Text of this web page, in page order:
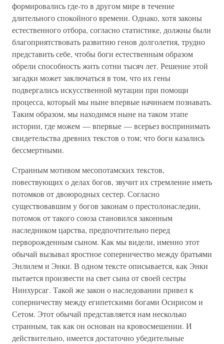
формировались где-то в другом мире в течение
длительного спокойного времени. Однако, хотя законы
естественного отбора, согласно статистике, должны были
благоприятствовать развитию генов долголетия, трудно
представить себе, чтобы боги естественным образом
обрели способность жить сотни тысяч лет. Решение этой
загадки может заключаться в том, что их гены
подвергались искусственной мутации при помощи
процесса, который мы ныне впервые начинаем познавать.
Таким образом, мы находимся ныне на таком этапе
истории, где можем — впервые — всерьез воспринимать
свидетельства древних текстов о том; что боги казались
бессмертными.
Странным мотивом месопотамских текстов,
повествующих о делах богов, звучит их стремление иметь
потомков от двоюродных сестер. Согласно
существовавшим у богов законам о престолонаследии,
потомок от такого союза становился законным
наследником царства, предпочтительно перед
перворожденным сыном. Как мы видели, именно этот
обычай вызывал яростное соперничество между братьями
Энлилем и Энки. В одном тексте описывается, как Энки
пытается произвести на свет сына от своей сестры
Нинхурсаг. Такой же закон о наследовании привел к
соперничеству между египетскими богами Осирисом и
Сетом. Этот обычай представляется нам несколько
странным, так как он основан на кровосмешении. И
действительно, имеется достаточно убедительные